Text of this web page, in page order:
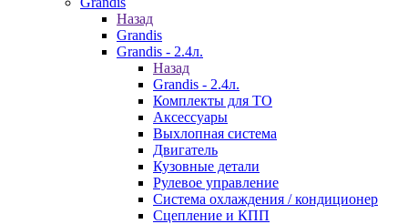
Назад
Grandis
Grandis - 2.4л.
Назад
Grandis - 2.4л.
Комплекты для ТО
Аксессуары
Выхлопная система
Двигатель
Кузовные детали
Рулевое управление
Система охлаждения / кондиционер
Сцепление и КПП